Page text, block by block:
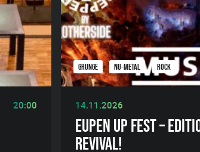
20:00
GRUNGE NU-METAL ROCK
14.11.2026
EUPEN UP FEST –
REVIVAL!